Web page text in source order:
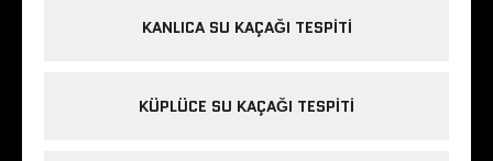
KANLICA SU KAÇAĞI TESPITI
KÜPLÜCE SU KAÇAĞI TESPITI